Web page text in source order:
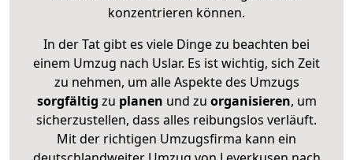
konzentrieren können.
In der Tat gibt es viele Dinge zu beachten bei
einem Umzug nach Uslar. Es ist wichtig, sich Zeit
zu nehmen, um alle Aspekte des Umzugs
sorgfältig zu planen und zu organisieren, um
sicherzustellen, dass alles reibungslos verläuft.
Mit der richtigen Umzugsfirma kann ein